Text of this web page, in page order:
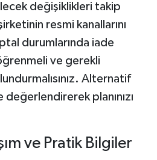
değişiklikleri takip
resmi kanallarını
durumlarında iade
ve gerekli
Alternatif
planınızı
ve Pratik Bilgiler